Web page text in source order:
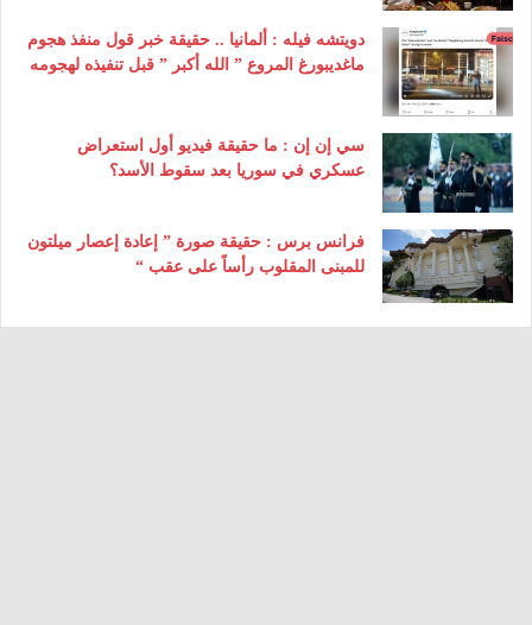
دويتشه فيله : ألمانيا .. حقيقة خبر قول منفذ هجوم
ماغديبورغ المروع ” الله أكبر ” قبل تنفيذه لهجومه
سي إن إن : ما حقيقة فيديو أول استعراض
عسكري في سوريا بعد سقوط الأسد؟
فرانس برس : حقيقة صورة ” إعادة إعصار ميلتون
للمبنى المقلوب رأساً على عقب “